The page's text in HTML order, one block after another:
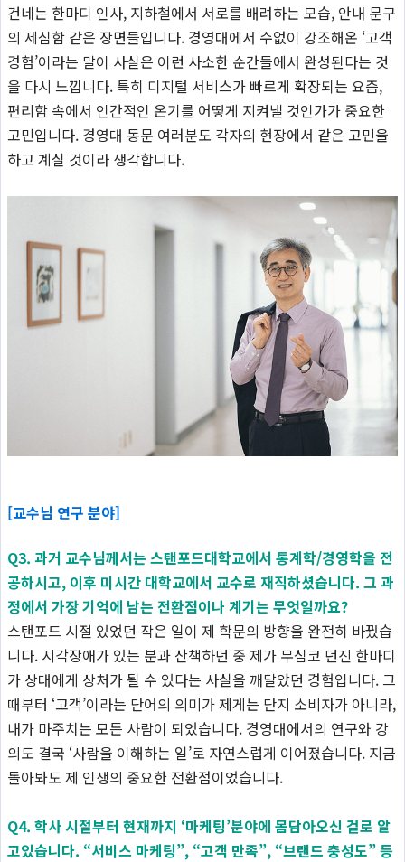
건네는 한마디 인사, 지하철에서 서로를 배려하는 모습, 안내 문구
의 세심함 같은 장면들입니다. 경영대에서 수없이 강조해온 ‘고객
경험’이라는 말이 사실은 이런 사소한 순간들에서 완성된다는 것
을 다시 느낍니다. 특히 디지털 서비스가 빠르게 확장되는 요즘,
편리함 속에서 인간적인 온기를 어떻게 지켜낼 것인가가 중요한
고민입니다. 경영대 동문 여러분도 각자의 현장에서 같은 고민을
하고 계실 것이라 생각합니다.
[교수님 연구 분야]
Q3. 과거 교수님께서는 스탠포드대학교에서 통계학/경영학을 전
공하시고, 이후 미시간 대학교에서 교수로 재직하셨습니다. 그 과
정에서 가장 기억에 남는 전환점이나 계기는 무엇일까요?
스탠포드 시절 있었던 작은 일이 제 학문의 방향을 완전히 바꿨습
니다. 시각장애가 있는 분과 산책하던 중 제가 무심코 던진 한마디
가 상대에게 상처가 될 수 있다는 사실을 깨달았던 경험입니다. 그
때부터 ‘고객’이라는 단어의 의미가 제게는 단지 소비자가 아니라,
내가 마주치는 모든 사람이 되었습니다. 경영대에서의 연구와 강
의도 결국 ‘사람을 이해하는 일’로 자연스럽게 이어졌습니다. 지금
돌아봐도 제 인생의 중요한 전환점이었습니다.
Q4. 학사 시절부터 현재까지 ‘마케팅’분야에 몸담아오신 걸로 알
고있습니다. “서비스 마케팅”, “고객 만족”, “브랜드 충성도” 등